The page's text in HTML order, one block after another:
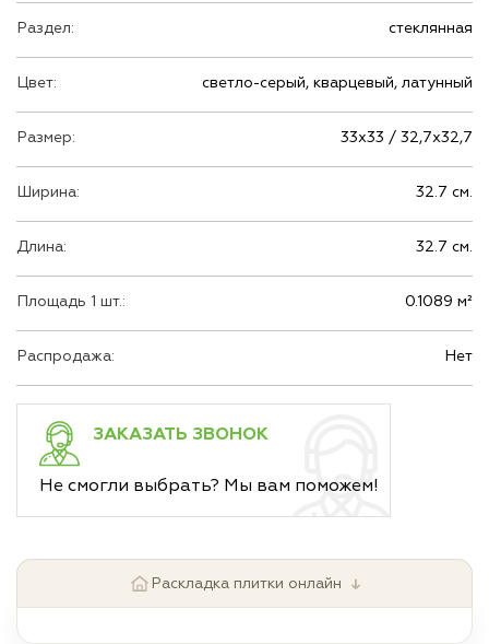
Раздел: стеклянная
Цвет: светло-серый, кварцевый, латунный
Размер: 33х33 / 32,7х32,7
Ширина: 32.7 см.
Длина: 32.7 см.
Площадь 1 шт.: 0.1089 м²
Распродажа: Нет
ЗАКАЗАТЬ ЗВОНОК
Не смогли выбрать? Мы вам поможем!
Раскладка плитки онлайн ↓